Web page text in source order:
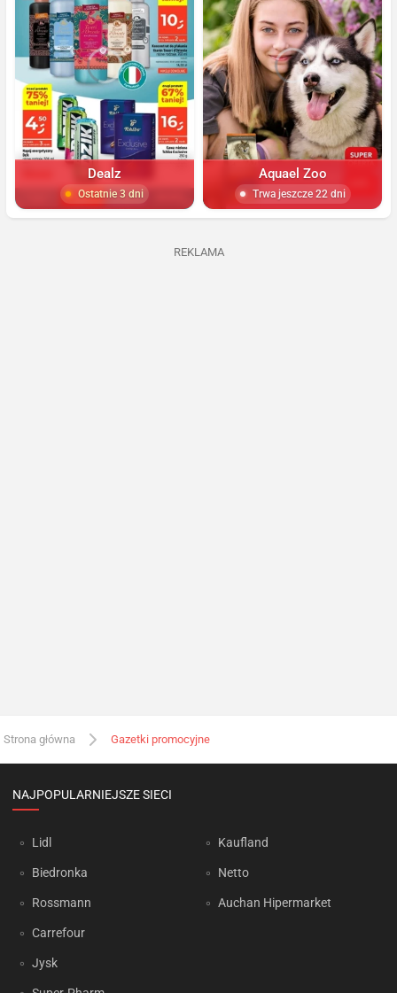
Dealz
Ostatnie 3 dni
Aquael Zoo
Trwa jeszcze 22 dni
REKLAMA
Strona główna Gazetki promocyjne
NAJPOPULARNIEJSZE SIECI
Lidl
Biedronka
Rossmann
Carrefour
Jysk
Kaufland
Netto
Auchan Hipermarket